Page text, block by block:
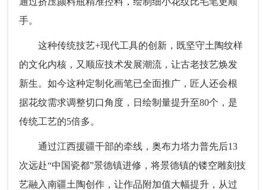
手。
这种传统技艺+现代工具的创新，既坚守土陶纹样
的文化内核，又顺应技术发展潮流，让古老技艺焕发
新生。如今这种定制化画笔已全面推广，匠人还会根
据花纹需求调整切口角度，日绘制量提升至80个，是
传统工艺的5倍多。
通过江西援疆干部的牵线，奥布力塔力普先后13
次远赴“中国瓷都”景德镇进修，将景德镇的镂空雕刻技
艺融入南疆土陶创作，让作品附加值大幅提升，从过